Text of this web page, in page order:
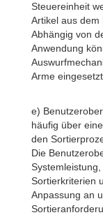
Steuereinheit
Artikel aus dem
Abhängig von
Anwendung
Arme
e)
häufig über
den
Die
Sortierkriterien
Anpassung an